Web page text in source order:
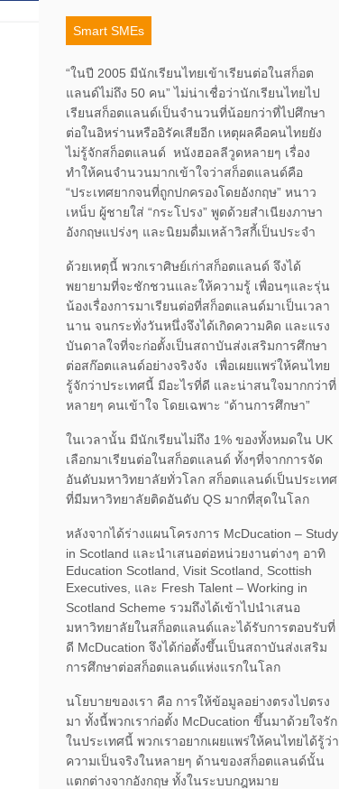
Smart SMEs
“ในปี 2005 มีนักเรียนไทยเข้าเรียนต่อในสก็อต
แลนด์ไม่ถึง 50 คน” ไม่น่าเชื่อว่านักเรียนไทยไป
เรียนสก็อตแลนด์เป็นจำนวนที่น้อยกว่าที่ไปศึกษา
ต่อในอิหร่านหรืออิรัคเสียอีก เหตุผลคือคนไทยยัง
ไม่รู้จักสก็อตแลนด์ หนังฮอลลีวูดหลายๆ เรื่อง
ทำให้คนจำนวนมากเข้าใจว่าสก็อตแลนด์คือ
“ประเทศยากจนที่ถูกปกครองโดยอังกฤษ” หนาว
เหน็บ ผู้ชายใส่ “กระโปรง” พูดด้วยสำเนียงภาษา
อังกฤษแปร่งๆ และนิยมดื่มเหล้าวิสกี้เป็นประจำ
ด้วยเหตุนี้ พวกเราศิษย์เก่าสก็อตแลนด์ จึงได้
พยายามที่จะชักชวนและให้ความรู้ เพื่อนๆและรุ่น
น้องเรื่องการมาเรียนต่อที่สก็อตแลนด์มาเป็นเวลา
นาน จนกระทั่งวันหนึ่งจึงได้เกิดความคิด และแรง
บันดาลใจที่จะก่อตั้งเป็นสถาบันส่งเสริมการศึกษา
ต่อสก๊อตแลนด์อย่างจริงจัง เพื่อเผยแพร่ให้คนไทย
รู้จักว่าประเทศนี้ มีอะไรที่ดี และน่าสนใจมากกว่าที่
หลายๆ คนเข้าใจ โดยเฉพาะ “ด้านการศึกษา”
ในเวลานั้น มีนักเรียนไม่ถึง 1% ของทั้งหมดใน UK
เลือกมาเรียนต่อในสก็อตแลนด์ ทั้งๆที่จากการจัด
อันดับมหาวิทยาลัยทั่วโลก สก็อตแลนด์เป็นประเทศ
ที่มีมหาวิทยาลัยติดอันดับ QS มากที่สุดในโลก
หลังจากได้ร่างแผนโครงการ McDucation – Study
in Scotland และนำเสนอต่อหน่วยงานต่างๆ อาทิ
Education Scotland, Visit Scotland, Scottish
Executives, และ Fresh Talent – Working in
Scotland Scheme รวมถึงได้เข้าไปนำเสนอ
มหาวิทยาลัยในสก็อตแลนด์และได้รับการตอบรับที่
ดี McDucation จึงได้ก่อตั้งขึ้นเป็นสถาบันส่งเสริม
การศึกษาต่อสก็อตแลนด์แห่งแรกในโลก
นโยบายของเรา คือ การให้ข้อมูลอย่างตรงไปตรง
มา ทั้งนี้พวกเราก่อตั้ง McDucation ขึ้นมาด้วยใจรัก
ในประเทศนี้ พวกเราอยากเผยแพร่ให้คนไทยได้รู้ว่า
ความเป็นจริงในหลายๆ ด้านของสก็อตแลนด์นั้น
แตกต่างจากอังกฤษ ทั้งในระบบกฎหมาย